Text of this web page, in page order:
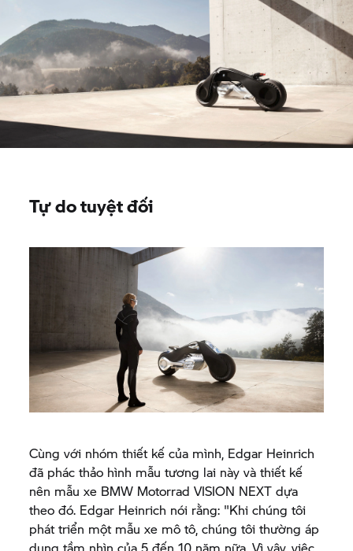
Tự do tuyệt đối
Cùng với nhóm thiết kế của mình, Edgar Heinrich
đã phác thảo hình mẫu tương lai này và thiết kế
nên mẫu xe BMW Motorrad VISION NEXT dựa
theo đó. Edgar Heinrich nói rằng: "Khi chúng tôi
phát triển một mẫu xe mô tô, chúng tôi thường áp